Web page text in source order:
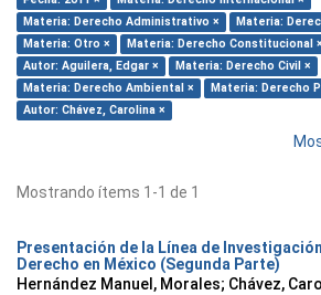
Materia: Derecho Administrativo ×
Materia:
Materia: Otro ×
Materia: Derecho Constitucional ×
Autor: Aguilera, Edgar ×
Materia: Derecho Civil ×
Materia: Derecho Ambiental ×
Materia: Derecho
Autor: Chávez, Carolina ×
Mostrando ítems 1-1 de 1
Presentación de la Línea de
Derecho en México (Segunda Parte)
Hernández Manuel, Morales; Chávez,